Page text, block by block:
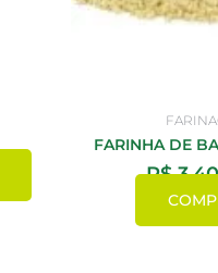
FARINHA DE
R$3,40